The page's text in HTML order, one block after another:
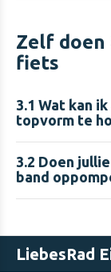
Zelf doen
fiets
3.1 Wat kan
topvorm te
3.2 Doen
band
LiebesRad